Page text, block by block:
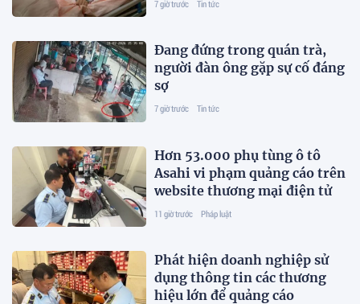
7 giờ trước Tin tức
Đang đứng trong quán trà,
người đàn ông gặp sự cố đáng
sợ
7 giờ trước Tin tức
Hơn 53.000 phụ tùng ô tô
Asahi vi phạm quảng cáo trên
website thương mại điện tử
11 giờ trước Pháp luật
Phát hiện doanh nghiệp sử
dụng thông tin các thương
hiệu lớn để quảng cáo